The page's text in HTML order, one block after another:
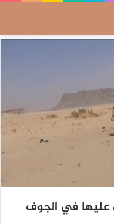
عليها في الجوف